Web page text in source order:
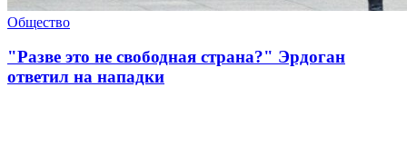
Общество
"Разве это не свободная страна?" Эрдоган
ответил на нападки